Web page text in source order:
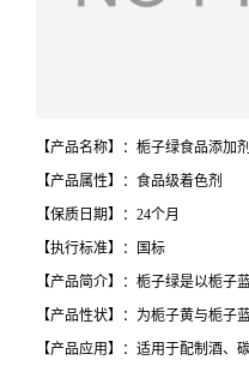
【产品名称】：栀子绿食品添加
【产品属性】：食品级着色剂
【保质日期】：24个月
【执行标准】：国标
【产品简介】：栀子绿是以栀子
【产品性状】：为栀子黄与栀子
【产品应用】：适用于配制酒、